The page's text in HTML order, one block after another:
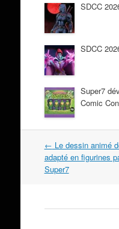
SDCC
SDCC
Super7
Comic
Navigation
dans
les
← Le dessin animé
adapté en figurines
Super7